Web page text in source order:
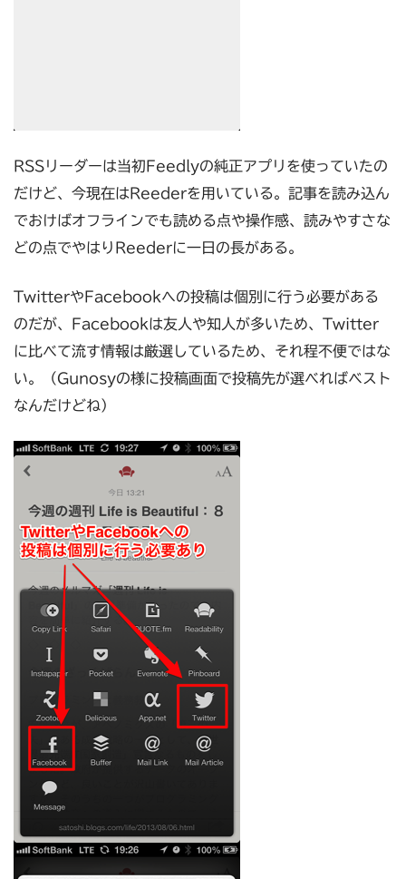
RSSリーダーは当初Feedlyの純正アプリを使っていたの
だけど、今現在はReederを用いている。記事を読み込ん
でおけばオフラインでも読める点や操作感、読みやすさな
どの点でやはりReederに一日の長がある。
TwitterやFacebookへの投稿は個別に行う必要がある
のだが、Facebookは友人や知人が多いため、Twitter
に比べて流す情報は厳選しているため、それ程不便ではな
い。（Gunosyの様に投稿画面で投稿先が選べればベスト
なんだけどね）